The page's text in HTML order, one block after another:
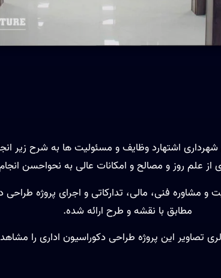
شهرداری اشتهارد وظایف و مسئولیت ها به شرح زیر
از علم روز و مصالح و امکانات عالی به نحواحسن
مشاوره فنی، مالی، تدارکاتی و اجرای پروژه طراحی
مطابق با نقشه و طرح ارائه شده.
تصاویر این پروژه طراحی دکوراسیون اداری را